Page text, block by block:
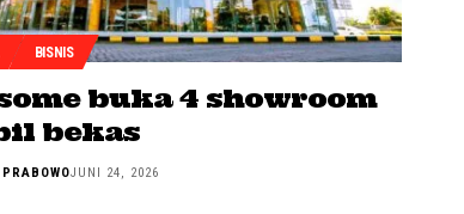
BISNIS
buka 4 showroom
bekas
PRABOWOJUNI 24, 2026